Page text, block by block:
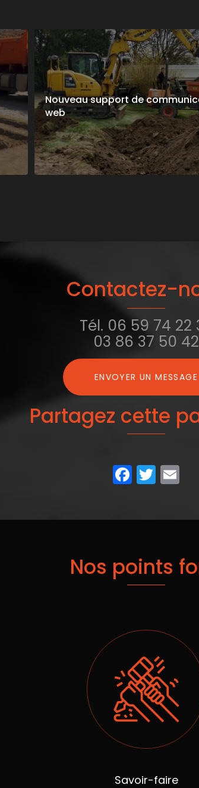
Nouveau support de
web
Contactez-
Tél. 06 59 74 22
03 86 37 50 42
ENVOYER UN MESSAGE
Partagez cette
Nos points
Savoir-faire